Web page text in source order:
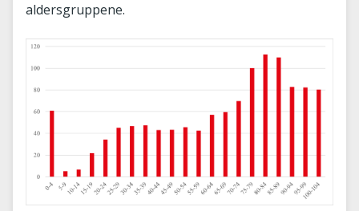
aldersgruppene.